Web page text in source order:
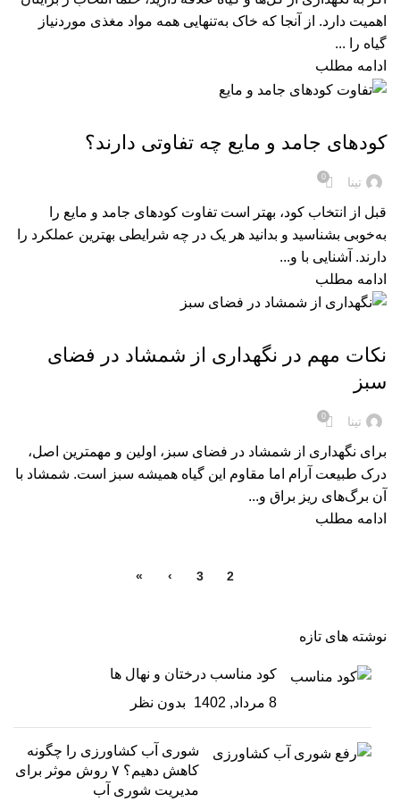
اهمیت دارد. از آنجا که خاک به‌تنهایی همه مواد مغذی موردنیاز
گیاه را ...
ادامه مطلب
کودهای جامد و مایع چه تفاوتی دارند؟
تینا 0
قبل از انتخاب کود، بهتر است تفاوت کودهای جامد و مایع را
به‌خوبی بشناسید و بدانید هر یک در چه شرایطی بهترین عملکرد را
دارند. آشنایی با و...
ادامه مطلب
نکات مهم در نگهداری از شمشاد در فضای
سبز
تینا 0
برای نگهداری از شمشاد در فضای سبز، اولین و مهمترین اصل،
درک طبیعت آرام اما مقاوم این گیاه همیشه سبز است. شمشاد با
آن برگ‌های ریز براق و...
ادامه مطلب
2
3
›
»
نوشته های تازه
کود مناسب درختان و نهال ها
8 مرداد, 1402
بدون نظر
شوری آب کشاورزی را چگونه
کاهش دهیم؟ ۷ روش موثر برای
مدیریت شوری آب